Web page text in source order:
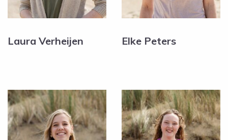
Laura Verheijen Elke Peters